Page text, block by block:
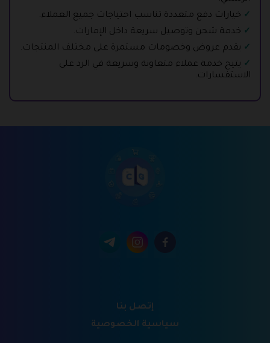
خيارات دفع متعددة تناسب احتياجات جميع العملاء.
خدمة شحن وتوصيل سريعة داخل الإمارات.
يقدم عروض وخصومات مستمرة على مختلف المنتجات.
يتيح خدمة عملاء متعاونة وسريعة في الرد على
الاستفسارات.
إتصل بنا
سياسية الخصوصية